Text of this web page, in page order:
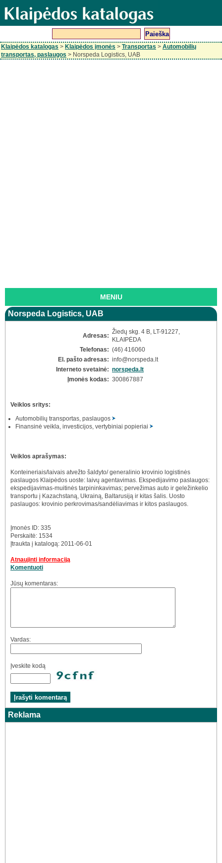
Klaipėdos katalogas > Klaipėdos įmonės > Transportas > Automobilių
transportas, paslaugos > Norspeda Logistics, UAB
MENIU
Norspeda Logistics, UAB
Adresas:
Žiedų skg. 4 B, LT-91227,
KLAIPĖDA
Telefonas: (46) 416060
El. pašto adresas: info@norspeda.lt
Interneto svetainė: norspeda.lt
Įmonės kodas: 300867887
Veiklos sritys:
Automobilių transportas, paslaugos
Finansinė veikla, investicijos, vertybiniai popieriai
Veiklos aprašymas:
Konteineriais/laivais atvežto šaldyto/ generalinio krovinio logistinės
paslaugos Klaipėdos uoste: laivų agentavimas. Ekspedijavimo paslaugos:
ekspedijavimas-muitinės tarpininkavimas; pervežimas auto ir geležinkelio
transportu į Kazachstaną, Ukrainą, Baltarusiją ir kitas šalis. Uosto
paslaugos: krovinio perkrovimas/sandėliavimas ir kitos paslaugos.
Įmonės ID: 335
Perskaitė: 1534
Įtraukta į katalogą: 2011-06-01
Atnaujinti informaciją
Komentuoti
Jūsų komentaras:
Vardas:
Įveskite kodą
Reklama